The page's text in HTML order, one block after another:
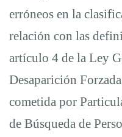
erróneos en la
relación con las
artículo 4 de la Ley
Desaparición
cometida por
de Búsqueda de